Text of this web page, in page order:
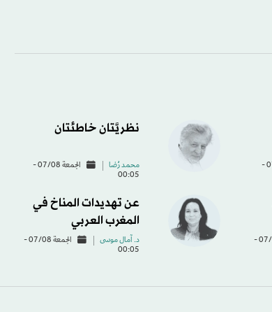
الجمعة 07/08 -
نظريَّتان خاطئتان
محمد رُضا
الجمعة 07/08 -
00:05
الجمعة 07/08 -
عن تهديدات المناخ في
المغرب العربي
د. آمال موسى
الجمعة 07/08 -
00:05